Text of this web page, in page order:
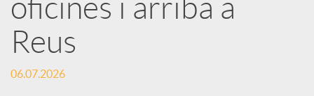
x
e
oficines i arriba a
Reus
06.07.2026